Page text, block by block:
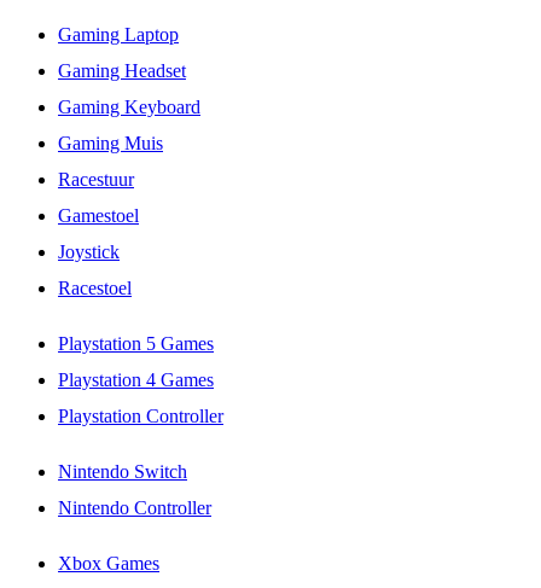
Gaming Laptop
Gaming Headset
Gaming Keyboard
Gaming Muis
Racestuur
Gamestoel
Joystick
Racestoel
Playstation 5 Games
Playstation 4 Games
Playstation Controller
Nintendo Switch
Nintendo Controller
Xbox Games